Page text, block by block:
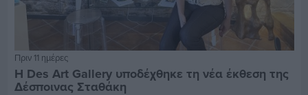
Πριν 11 ημέρες
Η Des Art Gallery υποδέχθηκε τη νέα έκθεση της
Δέσποινας Σταθάκη